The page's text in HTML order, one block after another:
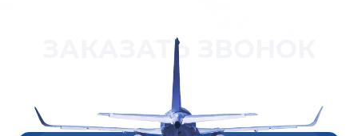
ЗАКАЗАТЬ ЗВОНОК